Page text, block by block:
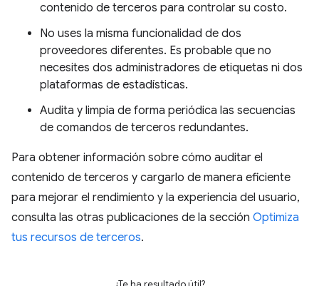
contenido de terceros para controlar su costo.
No uses la misma funcionalidad de dos
proveedores diferentes. Es probable que no
necesites dos administradores de etiquetas ni dos
plataformas de estadísticas.
Audita y limpia de forma periódica las secuencias
de comandos de terceros redundantes.
Para obtener información sobre cómo auditar el
contenido de terceros y cargarlo de manera eficiente
para mejorar el rendimiento y la experiencia del usuario,
consulta las otras publicaciones de la sección Optimiza
tus recursos de terceros.